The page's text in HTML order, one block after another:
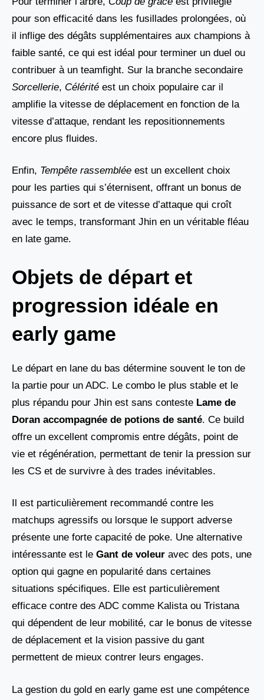
pour son efficacité dans les fusillades prolongées, où
il inflige des dégâts supplémentaires aux champions à
faible santé, ce qui est idéal pour terminer un duel ou
contribuer à un teamfight. Sur la branche secondaire
Sorcellerie, Célérité est un choix populaire car il
amplifie la vitesse de déplacement en fonction de la
vitesse d’attaque, rendant les repositionnements
encore plus fluides.
Enfin, Tempête rassemblée est un excellent choix
pour les parties qui s’éternisent, offrant un bonus de
puissance de sort et de vitesse d’attaque qui croît
avec le temps, transformant Jhin en un véritable fléau
en late game.
Objets de départ et
progression idéale en
early game
Le départ en lane du bas détermine souvent le ton de
la partie pour un ADC. Le combo le plus stable et le
plus répandu pour Jhin est sans conteste Lame de
Doran accompagnée de potions de santé. Ce build
offre un excellent compromis entre dégâts, point de
vie et régénération, permettant de tenir la pression sur
les CS et de survivre à des trades inévitables.
Il est particulièrement recommandé contre les
matchups agressifs ou lorsque le support adverse
présente une forte capacité de poke. Une alternative
intéressante est le Gant de voleur avec des pots, une
option qui gagne en popularité dans certaines
situations spécifiques. Elle est particulièrement
efficace contre des ADC comme Kalista ou Tristana
qui dépendent de leur mobilité, car le bonus de vitesse
de déplacement et la vision passive du gant
permettent de mieux contrer leurs engages.
La gestion du gold en early game est une compétence